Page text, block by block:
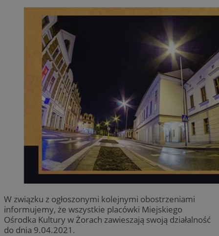
W związku z ogłoszonymi kolejnymi obostrzeniami
informujemy, że wszystkie placówki Miejskiego
Ośrodka Kultury w Żorach zawieszają swoją działalność
do dnia 9.04.2021.